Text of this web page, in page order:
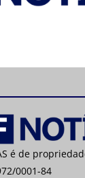
é de
0001-84